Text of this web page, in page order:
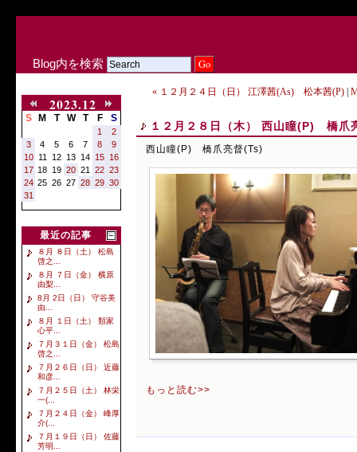
Blog内を検索
2023.12
S M T W T F S
1
2
3
4 5 6 7 8
9
10 11 12 13 14 15 16
17 18 19 20 21 22 23
24 25 26 27 28 29 30
31
最近の記事
８月 ８日（土） 松島
啓之...
８月 ７日（金） 横原
由梨...
8月 2日（日） 守谷美
由...
８月 １日（土） 類家
心平...
７月３１日（金） 松島
啓之...
７月２６日（日） 近藤
和彦...
７月２５日（土） 林栄
一(...
７月２４日（金） 峰厚
介(...
７月１９日（日） 佐藤
芳明...
« １２月２４日（日） 江澤茜(As) 松本茜(P)
１２月２８日（木） 西山瞳(P) 橋爪
西山瞳(P) 橋爪亮督(Ts)
もっと読む>>